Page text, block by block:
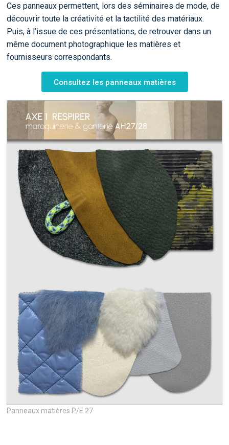
Ces panneaux permettent, lors des séminaires de mode, de
découvrir toute la créativité et la tactilité des matériaux.
Puis, à l’issue de ces présentations, de retrouver dans un
même document photographique les matières et
fournisseurs correspondants.
Consultez les panneaux matières
Panneaux matières P/E 27